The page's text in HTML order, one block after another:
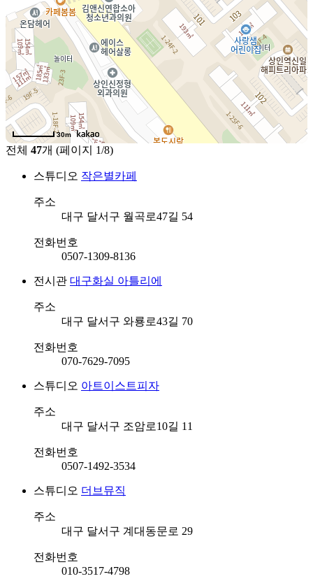
30m
전체 47개 (페이지 1/8)
스튜디오 작은별카페
주소
대구 달서구 월곡로47길 54
전화번호
0507-1309-8136
전시관 대구화실 아틀리에
주소
대구 달서구 와룡로43길 70
전화번호
070-7629-7095
스튜디오 아트이스트피자
주소
대구 달서구 조암로10길 11
전화번호
0507-1492-3534
스튜디오 더브뮤직
주소
대구 달서구 계대동문로 29
전화번호
010-3517-4798